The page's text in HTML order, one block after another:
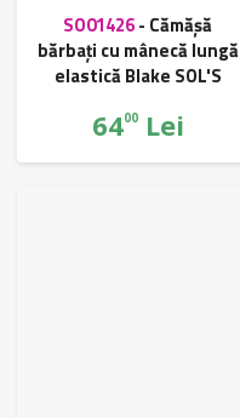
SO01426- Cămășă
bărbați cu mânecă lungă
elastică Blake SOL'S
6400Lei